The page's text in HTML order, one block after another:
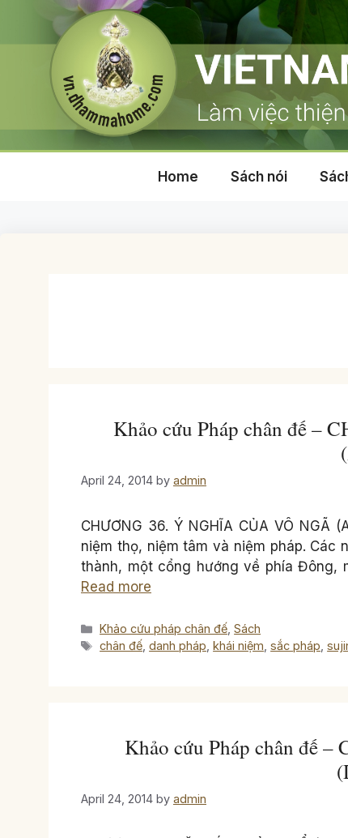
Home Sách nói
Khảo cứu Pháp chân đế –
April 24, 2014 by admin
CHƯƠNG 36. Ý NGHĨA CỦA VÔ NGÃ
niệm thọ, niệm tâm và niệm pháp. Các
thành, một cổng hướng về phía Đông,
Read more
Categories
Khảo cứu pháp chân đế,Sách
Tags
chân đế,danh pháp,khái niệm,sắc pháp,
Khảo cứu Pháp chân đế
April 24, 2014 by admin